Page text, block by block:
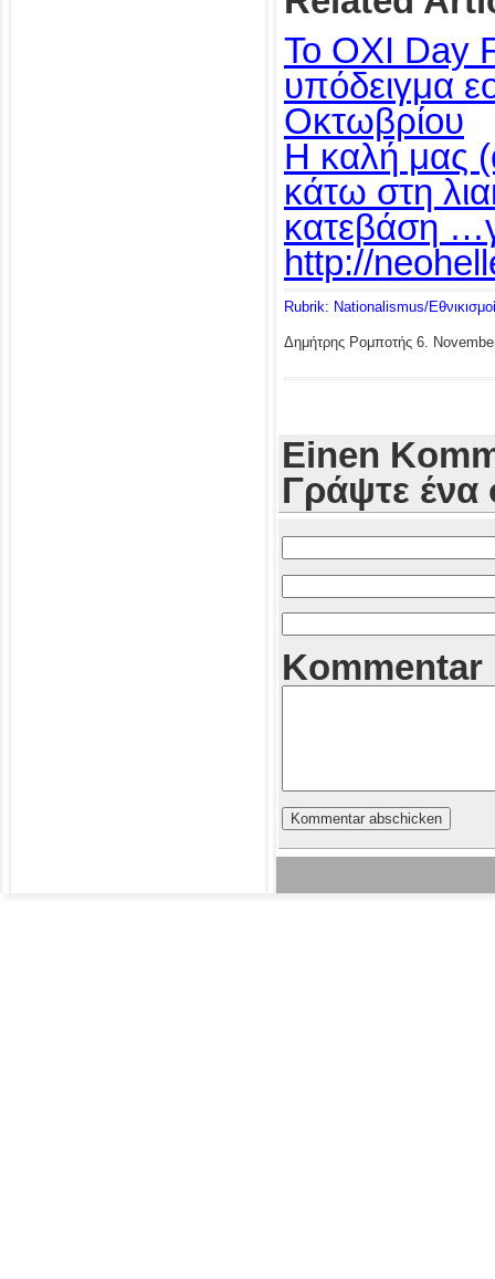
Το OXI Day
υπόδειγμα
Οκτωβρίου
Η καλή μας
κάτω στη
κατεβάση
http://
Rubrik: Nationalismus/Εθνικισμοί
Δημήτρης Ρομποτής 6.
Einen
Γράψτε ένα
Kommentar